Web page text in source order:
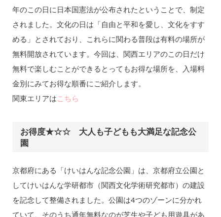
年のこの日に日本国憲法が公布されたということで、制定
されました。文化の日は「自由と平和を愛し、文化をすす
める」とされており、これらに関わる普段は有料の場所が
無料開放されています。今回は、関西エリアのこの日だけ
無料で楽しむことができるとってもお得な場所を、入場料
金別にみてお得な順番にご紹介します。
関東エリアはこちら
お得度★☆☆ 大人も子どもも大満足な記念公
園
京都府にある「けいはんな記念公園」は、京都府立公園と
してけいはんな学研都市（関西文化学術研究都市）の建設
を記念して整備されました。公園は4つのゾーンに分かれ
ていて、そのうち通年無料なのが芝生や子ども用遊具があ